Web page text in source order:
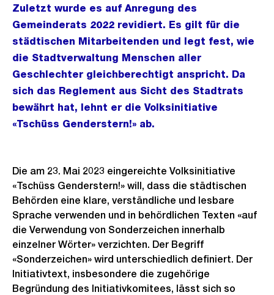
Zuletzt wurde es auf Anregung des
Gemeinderats 2022 revidiert. Es gilt für die
städtischen Mitarbeitenden und legt fest, wie
die Stadtverwaltung Menschen aller
Geschlechter gleichberechtigt anspricht. Da
sich das Reglement aus Sicht des Stadtrats
bewährt hat, lehnt er die Volksinitiative
«Tschüss Genderstern!» ab.
Die am 23. Mai 2023 eingereichte Volksinitiative
«Tschüss Genderstern!» will, dass die städtischen
Behörden eine klare, verständliche und lesbare
Sprache verwenden und in behördlichen Texten «auf
die Verwendung von Sonderzeichen innerhalb
einzelner Wörter» verzichten. Der Begriff
«Sonderzeichen» wird unterschiedlich definiert. Der
Initiativtext, insbesondere die zugehörige
Begründung des Initiativkomitees, lässt sich so